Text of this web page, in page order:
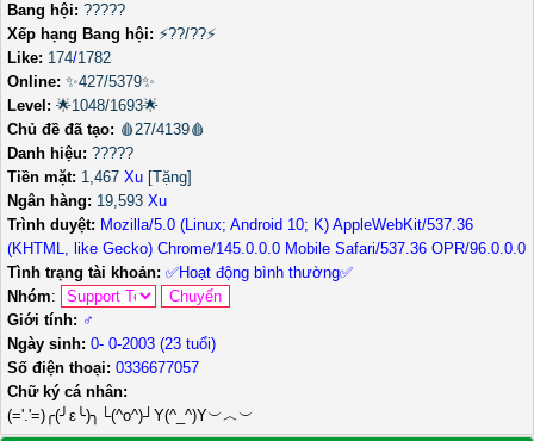
Bang hội: ?????
Xếp hạng Bang hội: ⚡??/??⚡
Like: 174/1782
Online: ✨427/5379✨
Level: 🌟1048/1693🌟
Chủ đề đã tạo: 🩸27/4139🩸
Danh hiệu: ?????
Tiền mặt: 1,467 Xu [Tặng]
Ngân hàng: 19,593 Xu
Trình duyệt: Mozilla/5.0 (Linux; Android 10; K) AppleWebKit/537.36
(KHTML, like Gecko) Chrome/145.0.0.0 Mobile Safari/537.36 OPR/96.0.0.0
Tình trạng tài khoản: ✅Hoạt động bình thường✅
Nhóm:
Giới tính: ♂️
Ngày sinh: 0- 0-2003 (23 tuổi)
Số điện thoại: 0336677057
Chữ ký cá nhân:
(='.'=)╭(╯ε╰)╮└(^o^)┘Y(^_^)Y︶︿︶